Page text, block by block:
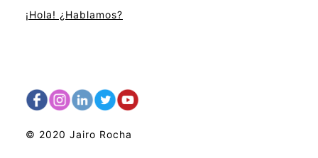
¡Hola! ¿Hablamos?
© 2020 Jairo Rocha